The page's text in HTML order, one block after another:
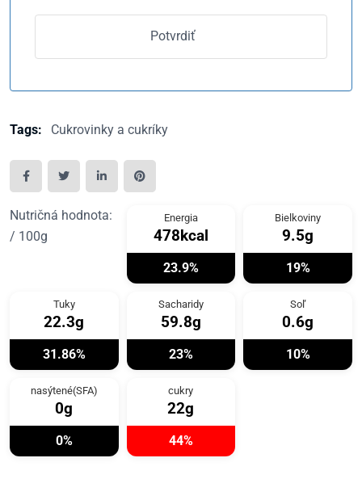
Tags: Cukrovinky a cukríky
Nutričná hodnota:
/ 100g
Energia
478kcal
23.9%
Bielkoviny
9.5g
19%
Tuky
22.3g
31.86%
Sacharidy
59.8g
23%
Soľ
0.6g
10%
nasýtené(SFA)
0g
0%
cukry
22g
44%